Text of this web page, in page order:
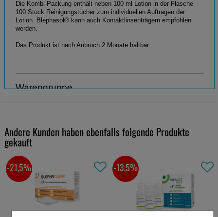
Die Kombi-Packung enthält neben 100 ml Lotion in der Flasche
100 Stück Reinigungstücher zum individuellen Auftragen der
Lotion. Blephasol® kann auch Kontaktlinsenträgern empfohlen
werden.
Das Produkt ist nach Anbruch 2 Monate haltbar.
Warengruppe
Hautreinigung
Andere Kunden haben ebenfalls folgende Produkte
gekauft
-21,5% -13,5%